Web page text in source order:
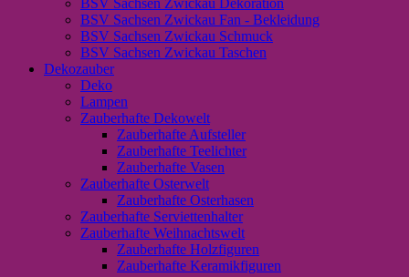
BSV Sachsen Zwickau Dekoration
BSV Sachsen Zwickau Fan - Bekleidung
BSV Sachsen Zwickau Schmuck
BSV Sachsen Zwickau Taschen
Dekozauber
Deko
Lampen
Zauberhafte Dekowelt
Zauberhafte Aufsteller
Zauberhafte Teelichter
Zauberhafte Vasen
Zauberhafte Osterwelt
Zauberhafte Osterhasen
Zauberhafte Serviettenhalter
Zauberhafte Weihnachtswelt
Zauberhafte Holzfiguren
Zauberhafte Keramikfiguren